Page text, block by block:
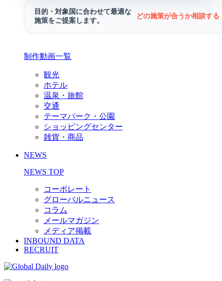
目的・対象国に合わせて最適な
施策をご提案します。
どの施策が合うか相談す
制作動画一覧
観光
ホテル
温泉・旅館
交通
テーマパーク・公園
ショッピングセンター
雑貨・商品
NEWS
NEWS TOP
コーポレート
グローバルニュース
コラム
メールマガジン
メディア掲載
INBOUND DATA
RECRUIT